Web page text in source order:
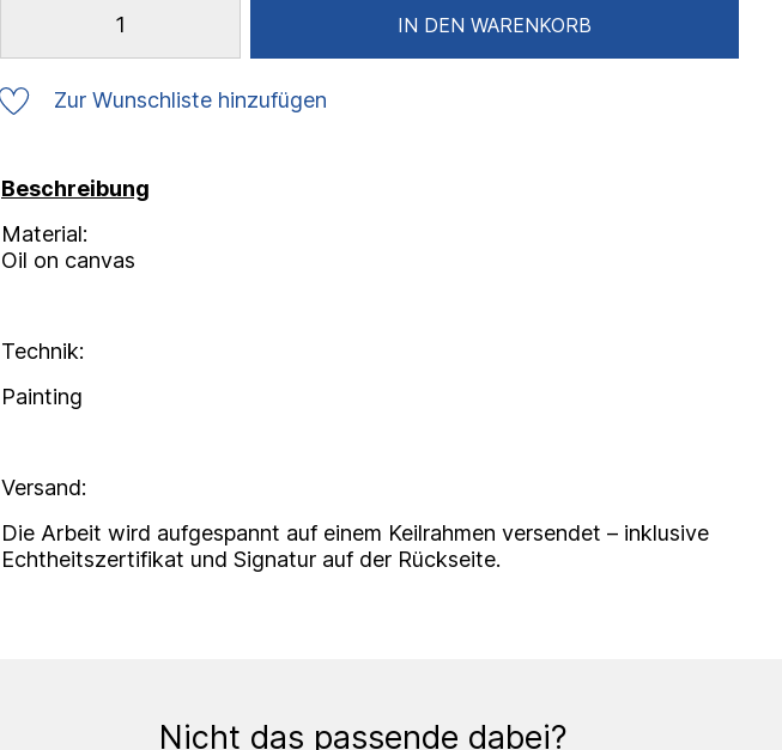
IN DEN WARENKORB
Zur Wunschliste hinzufügen
Beschreibung
Material:
Oil on canvas
Technik:
Painting
Versand:
Die Arbeit wird aufgespannt auf einem Keilrahmen versendet – inklusive
Echtheitszertifikat und Signatur auf der Rückseite.
Nicht das passende dabei?